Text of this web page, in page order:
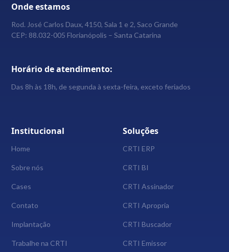
Institucional
Home
Sobre nós
Cases
Contato
Implantação
Trabalhe na CRTI
Soluções
CRTI ERP
CRTI BI
CRTI Assinador
CRTI Apropria
CRTI Buscador
CRTI Emissor
Onde estamos
Rod. José Carlos Daux, 4150, Sala 1 e 2, Saco Grande
CEP: 88.032-005 Florianópolis – Santa Catarina
Horário de atendimento:
Das 8h às 18h, de segunda à sexta-feira, exceto feriados